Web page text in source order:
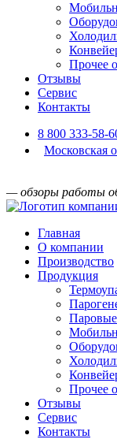
Прочее
Отзывы
Сервис
Контакты
8 800 333-58-
Московская
— обзоры работы
Главная
О компании
Производство
Продукция
Прочее
Отзывы
Сервис
Контакты